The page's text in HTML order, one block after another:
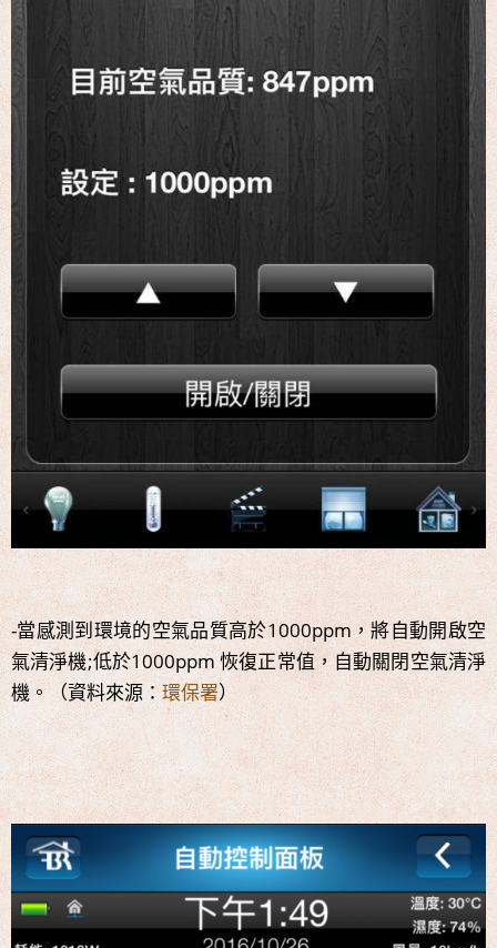
-當感測到環境的空氣品質高於1000ppm，將自動開啟空
氣清淨機;低於1000ppm 恢復正常值，自動關閉空氣清淨
機。（資料來源： 環保署）